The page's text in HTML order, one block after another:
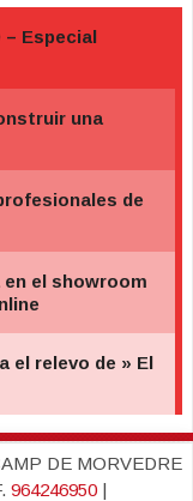
DE MORVEDRE
964246950|